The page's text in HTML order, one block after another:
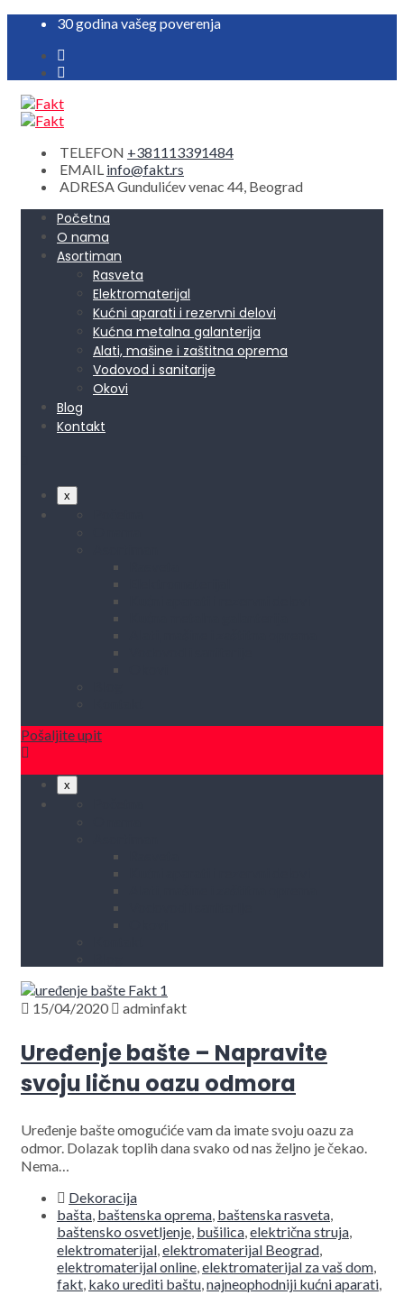
30 godina vašeg poverenja
TELEFON +381113391484
EMAIL info@fakt.rs
ADRESAGundulićev venac 44, Beograd
Početna
O nama
Asortiman
Rasveta
Elektromaterijal
Kućni aparati i rezervni delovi
Kućna metalna galanterija
Alati, mašine i zaštitna oprema
Vodovod i sanitarije
Okovi
Blog
Kontakt
x
Pošaljite upit
x
15/04/2020 adminfakt
Uređenje bašte – Napravite
svoju ličnu oazu odmora
Uređenje bašte omogućiće vam da imate svoju oazu za
odmor. Dolazak toplih dana svako od nas željno je čekao.
Nema…
Dekoracija
bašta, baštenska oprema, baštenska rasveta,
baštensko osvetljenje, bušilica,električna struja,
elektromaterijal,elektromaterijal Beograd,
elektromaterijal online,elektromaterijal za vaš dom,
fakt, kako urediti baštu,najneophodniji kućni aparati,